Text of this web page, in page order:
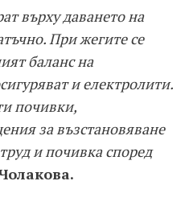
върху даването на
При жегите се
баланс на
и електролити.
почивки,
за възстановяване
и почивка според